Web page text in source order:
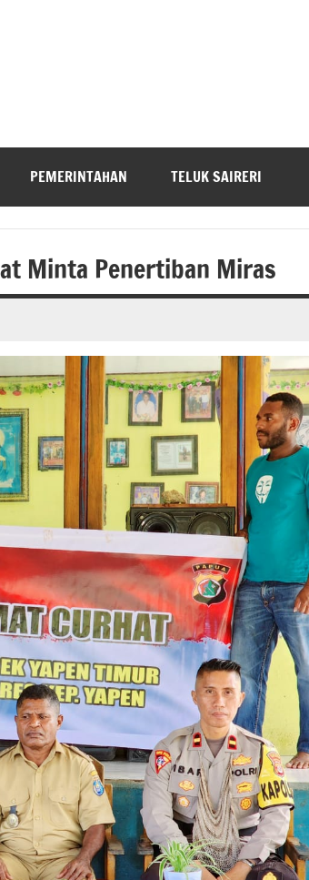
PEMERINTAHAN TELUK SAIRERI
Minta Penertiban Miras